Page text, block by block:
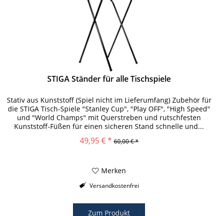
STIGA Ständer für alle Tischspiele
Stativ aus Kunststoff (Spiel nicht im Lieferumfang) Zubehör für
die STIGA Tisch-Spiele "Stanley Cup", "Play OFF", "High Speed"
und "World Champs" mit Querstreben und rutschfesten
Kunststoff-Füßen für einen sicheren Stand schnelle und...
49,95 € * 60,00 € *
Merken
Versandkostenfrei
Zum Produkt